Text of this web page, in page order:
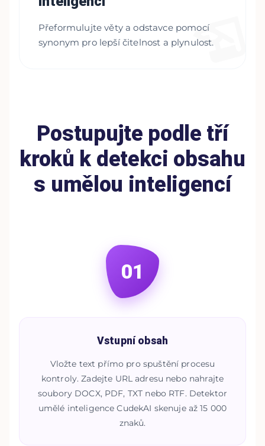
Přeformulujte věty a odstavce pomocí
synonym pro lepší čitelnost a plynulost.
Postupujte podle tří
kroků k detekci obsahu
s umělou inteligencí
01
Vstupní obsah
Vložte text přímo pro spuštění procesu
kontroly. Zadejte URL adresu nebo nahrajte
soubory DOCX, PDF, TXT nebo RTF. Detektor
umělé inteligence CudekAI skenuje až 15 000
znaků.